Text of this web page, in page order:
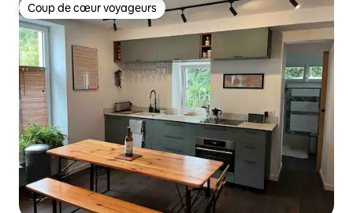
Coup de cœur voyageurs
Coup de cœur voyageurs